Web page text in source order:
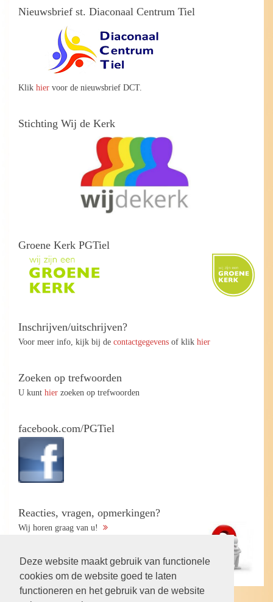
Deze website maakt gebruik van functionele
cookies om de website goed te laten
functioneren en het gebruik van de website
Nieuwsbrief st. Diaconaal Centrum Tiel
Klik hier voor de nieuwsbrief DCT.
Stichting Wij de Kerk
Groene Kerk PGTiel
Inschrijven/uitschrijven?
Voor meer info, kijk bij de contactgegevens of klik hier
Zoeken op trefwoorden
U kunt hier zoeken op trefwoorden
facebook.com/PGTiel
Reacties, vragen, opmerkingen?
Wij horen graag van u!